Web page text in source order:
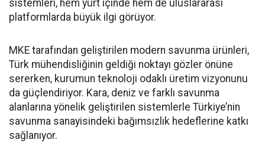
sistemleri, hem yurt içinde hem de uluslararası
platformlarda büyük ilgi görüyor.
MKE tarafından geliştirilen modern savunma ürünleri,
Türk mühendisliğinin geldiği noktayı gözler önüne
sererken, kurumun teknoloji odaklı üretim vizyonunu
da güçlendiriyor. Kara, deniz ve farklı savunma
alanlarına yönelik geliştirilen sistemlerle Türkiye’nin
savunma sanayisindeki bağımsızlık hedeflerine katkı
sağlanıyor.